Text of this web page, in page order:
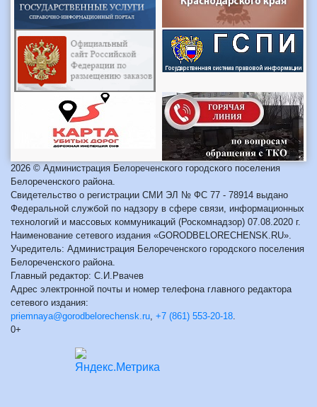
2026 © Администрация Белореченского городского поселения
Белореченского района.
Свидетельство о регистрации СМИ ЭЛ № ФС 77 - 78914 выдано
Федеральной службой по надзору в сфере связи, информационных
технологий и массовых коммуникаций (Роскомнадзор) 07.08.2020 г.
Наименование сетевого издания «GORODBELORECHENSK.RU».
Учредитель: Администрация Белореченского городского поселения
Белореченского района.
Главный редактор: С.И.Рвачев
Адрес электронной почты и номер телефона главного редактора
сетевого издания:
priemnaya@gorodbelorechensk.ru +7 (861) 553-20-18
0+